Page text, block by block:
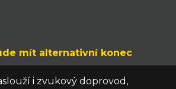
mít alternativní konec
i zvukový doprovod,